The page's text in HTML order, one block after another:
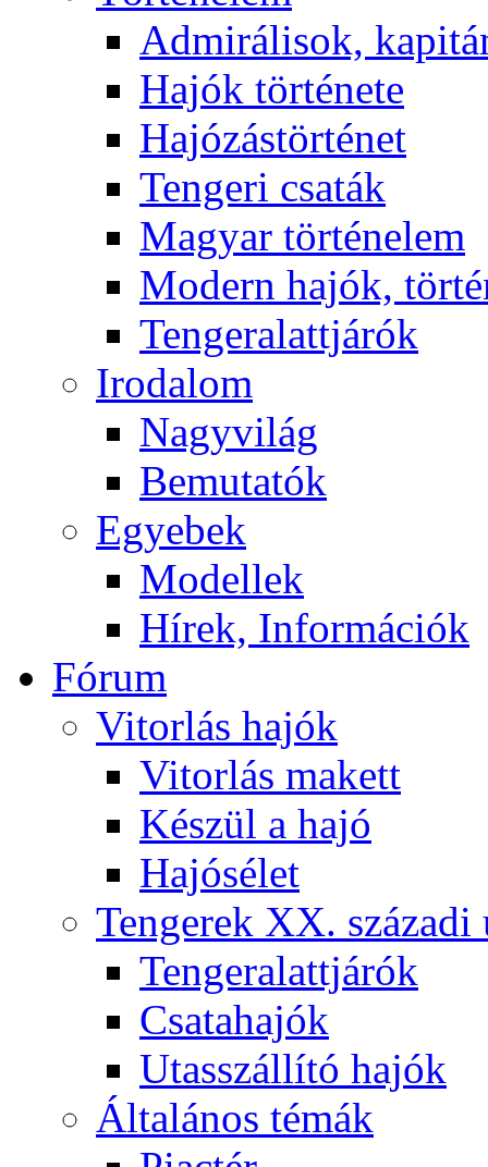
Admirálisok,
Hajók története
Hajózástörténet
Tengeri csaták
Magyar történelem
Modern hajók,
Tengeralattjárók
Irodalom
Nagyvilág
Bemutatók
Egyebek
Modellek
Hírek, Információk
Fórum
Vitorlás hajók
Vitorlás makett
Készül a hajó
Hajósélet
Tengerek XX. századi
Tengeralattjárók
Csatahajók
Utasszállító hajók
Általános témák